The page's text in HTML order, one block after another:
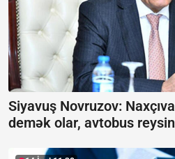
Siyavuş Novruzov:
demək olar, avtobus